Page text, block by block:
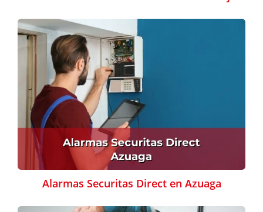
Alarmas Securitas Direct en Azuaga